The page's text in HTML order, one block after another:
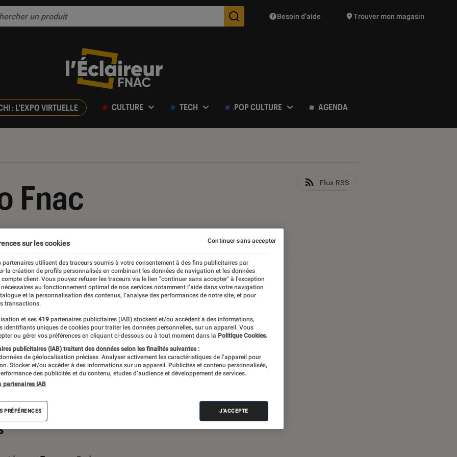
Des suggestions de produits vont vous être proposées
Besoin d’aide Trouver mon magasin
: L'EXPO VIRTUELLE CULTURE TECH POP CULTURE AGENDA
Fnac Flux RSS
quoi ? Baromètre SAV
Fnac ! Créé en 1972, le Labo Fnac est
absolue pour la richesse et
pensés pour être compréhensibles
en savoir plus,voir notre charte. Et pour
notrecomparateur.
sur les cookies
partenaires utilisent des traceurs soumis à votre consentement à des fins publicitaires par
la création de profils personnalisés en combinant les données de navigation et les données
compte client. Vous pouvez refuser les traceurs via le lien "continuer sans accepter" à l’exception
au fonctionnement optimal de nos services notamment l’aide dans votre navigation
et la personnalisation des contenus, l’analyse des performances de notre site, et pour
transactions.
et ses 419 partenaires publicitaires (IAB) stockent et/ou accèdent à des informations,
identifiants uniques de cookies pour traiter les données personnelles, sur un appareil. Vous
ou gérer vos préférences en cliquant ci-dessous ou à tout moment dans la Politique Cookies.
publicitaires (IAB) traitent des données selon les finalités suivantes :
de géolocalisation précises. Analyser activement les caractéristiques de l’appareil pour
Stocker et/ou accéder à des informations sur un appareil. Publicités et contenu personnalisés,
des publicités et du contenu, études d’audience et développement de services.
partenaires IAB
PRÉFÉRENCES J'ACCEPTE
Continuer sans accepter